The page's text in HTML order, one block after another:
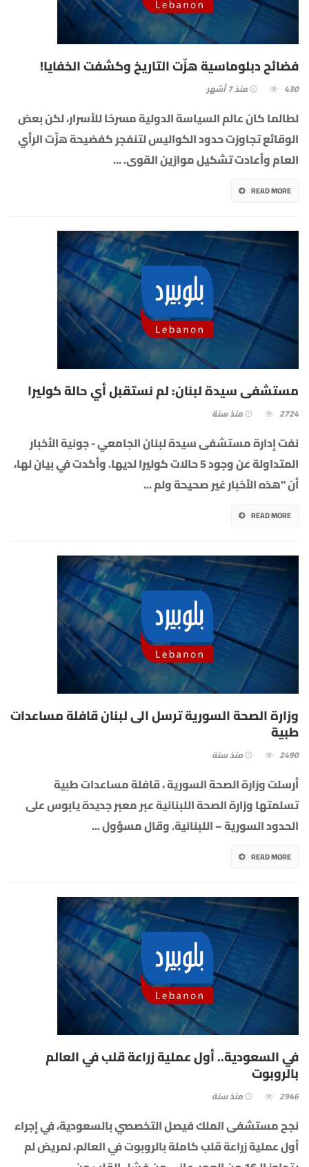
فضائح دبلوماسية هزّت التاريخ وكشفت الخفايا!
430
لطالما كان عالم السياسة الدولية مسرحًا للأسرار، لكن بعض
الوقائع تجاوزت حدود الكواليس لتنفجر كفضيحة هزّت الرأي
العام وأعادت تشكيل موازين القوى....
READ MORE
مستشفى سيدة لبنان: لم نستقبل أي حالة كوليرا
2724
نفت إدارة مستشفى سيدة لبنان الجامعي - جونية الأخبار
المتداولة عن وجود 5 حالات كوليرا لديها. وأكدت في بيان لها،
أن "هذه الأخبار غير صحيحة ولم...
READ MORE
وزارة الصحة السورية ترسل الى لبنان قافلة مساعدات
طبية
2490
أرسلت وزارة الصحة السورية ، قافلة مساعدات طبية
تسلمتها وزارة الصحة اللبنانية عبر معبر جديدة يابوس على
الحدود السورية – اللبنانية. وقال مسؤول...
READ MORE
في السعودية.. أول عملية زراعة قلب في العالم
بالروبوت
2946
نجح مستشفى الملك فيصل التخصصي بالسعودية، في إجراء
أول عملية زراعة قلب كاملة بالروبوت في العالم، لمريض لم